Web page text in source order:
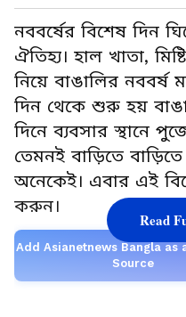
নববর্ষের বিশেষ দিন
ঐতিহ্য। হাল খাতা,
নিয়ে বাঙালির
দিন থেকে শুরু হয়
দিনে ব্যবসার স্থানে
তেমনই বাড়িতে
অনেকেই। এবার এই
করুন।
Add Asianetnews Bangla as
Source
Read